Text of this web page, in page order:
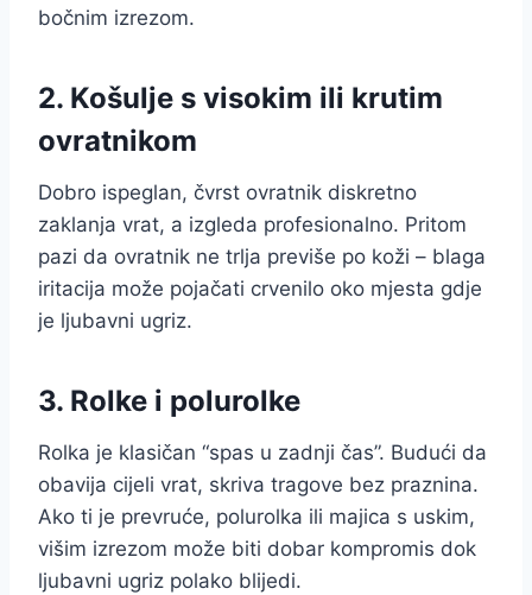
bočnim izrezom.
2. Košulje s visokim ili krutim
ovratnikom
Dobro ispeglan, čvrst ovratnik diskretno
zaklanja vrat, a izgleda profesionalno. Pritom
pazi da ovratnik ne trlja previše po koži – blaga
iritacija može pojačati crvenilo oko mjesta gdje
je ljubavni ugriz.
3. Rolke i polurolke
Rolka je klasičan “spas u zadnji čas”. Budući da
obavija cijeli vrat, skriva tragove bez praznina.
Ako ti je prevruće, polurolka ili majica s uskim,
višim izrezom može biti dobar kompromis dok
ljubavni ugriz polako blijedi.